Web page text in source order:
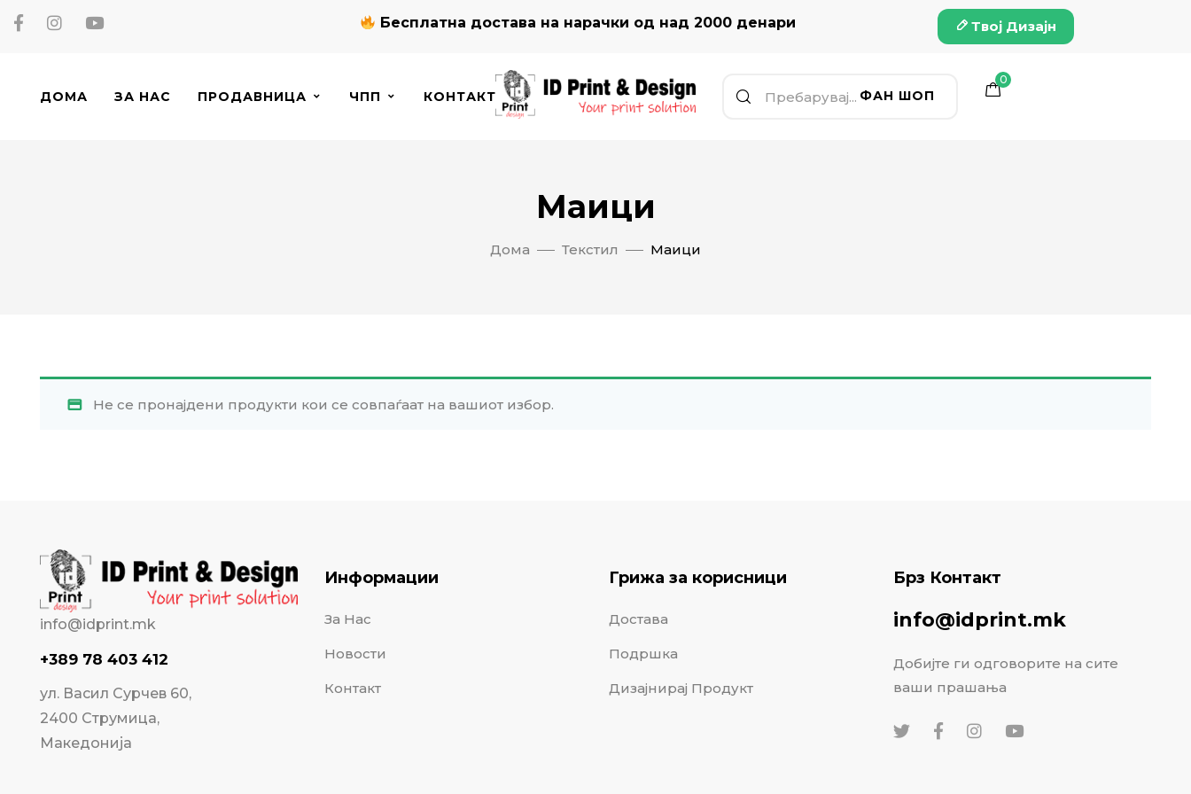
Бесплатна достава на нарачки од над 2000 денари Твој Дизајн
ДОМА ЗА НАС ПРОДАВНИЦА ЧПП КОНТАКТ ФАН ШОП
0
Маици
Дома Текстил Маици
Не се пронајдени продукти кои се совпаѓаат на вашиот избор.
info@idprint.mk
+389 78 403 412
ул. Васил Сурчев 60,
2400 Струмица,
Македонија
Информации
За Нас
Новости
Контакт
Грижа за корисници
Достава
Подршка
Дизајнирај Продукт
Брз Контакт
info@idprint.mk
Добијте ги одговорите на сите
ваши прашања